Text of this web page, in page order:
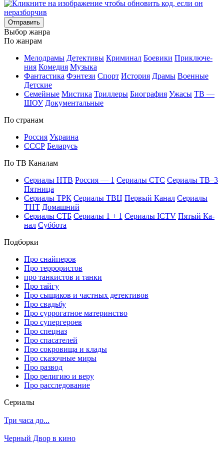
Отправить
Вы­бор жан­ра
По жан­рам
Ме­ло­дра­мы Де­тек­ти­вы Кри­ми­нал Бое­ви­ки При­клю­че­
ния Ко­ме­дия Му­зы­ка
Фан­та­сти­ка Фэн­те­зи Спорт Ис­то­рия Дра­мы Во­ен­ные
Дет­ские
Се­мей­ные Мис­ти­ка Трил­ле­ры Био­гра­фия Ужа­сы ТВ —
ШОУ До­ку­мен­таль­ные
По стра­нам
Рос­сия Ук­раи­на
СССР Бе­ла­русь
По ТВ Ка­на­лам
Се­риа­лы НТВ Рос­сия — 1 Се­риа­лы СТС Се­риа­лы ТВ–3
Пят­ни­ца
Се­риа­лы ТРК Се­риа­лы ТВЦ Пер­вый Ка­нал Се­риа­лы
ТНТ До­маш­ний
Се­риа­лы СТБ Се­риа­лы 1 + 1 Се­риа­лы ICTV Пя­тый Ка­
нал Суб­бо­та
Подборки
Про снайперов
Про террористов
про танкистов и танки
Про тайгу
Про сыщиков и частных детективов
Про свадьбу
Про суррогатное материнство
Про супергероев
Про спецназ
Про спасателей
Про сокровища и клады
Про сказочные миры
Про развод
Про религию и веру
Про расследование
Се­риа­лы
Три часа до...
Черный Двор в кино